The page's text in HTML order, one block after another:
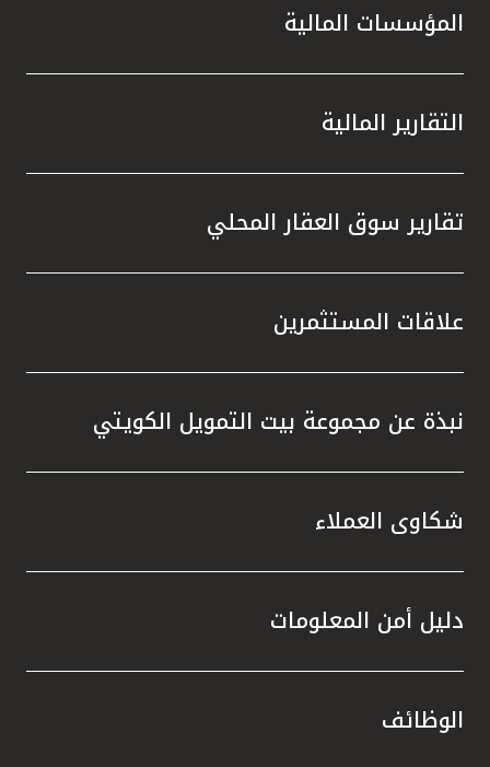
المؤسسات المالية
التقارير المالية
تقارير سوق العقار المحلي
علاقات المستثمرين
نبذة عن مجموعة بيت التمويل الكويتي
شكاوى العملاء
دليل أمن المعلومات
الوظائف